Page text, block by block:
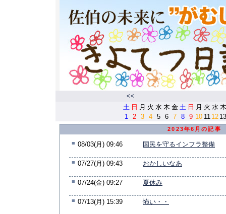
<<
土 日 月 火 水 木 金 土 日 月 火 水 木
1
2 3 4 5 6 7 8 9 10 11 12 13
2023年6月の記事
■ 08/03(月) 09:46 国民を守るインフラ整備
■ 07/27(月) 09:43 おかしいなあ
■ 07/24(金) 09:27 夏休み
■ 07/13(月) 15:39 怖い・・